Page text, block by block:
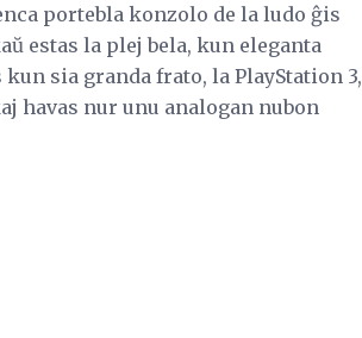
portebla konzolo de la ludo ĝis
estas la plej bela, kun eleganta
sia granda frato, la PlayStation 3,
havas nur unu analogan nubon